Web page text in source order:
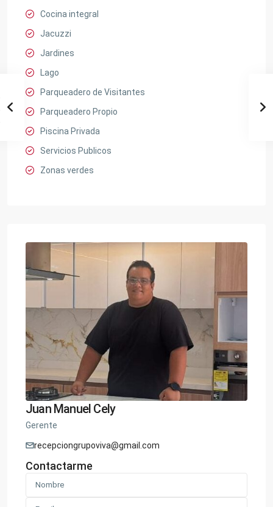
Cocina integral
Jacuzzi
Jardines
Lago
Parqueadero de Visitantes
Parqueadero Propio
Piscina Privada
Servicios Publicos
Zonas verdes
Juan Manuel Cely
Gerente
recepciongrupoviva@gmail.com
Contactarme